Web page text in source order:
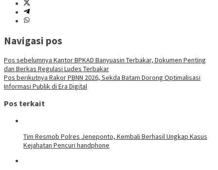
Navigasi pos
Pos sebelumnya Kantor BPKAD Banyuasin Terbakar, Dokumen Penting
dan Berkas Regulasi Ludes Terbakar
Pos berikutnya Rakor PBNN 2026, Sekda Batam Dorong Optimalisasi
Informasi Publik di Era Digital
Pos terkait
Tim Resmob Polres Jeneponto, Kembali Berhasil Ungkap Kasus
Kejahatan Pencuri handphone